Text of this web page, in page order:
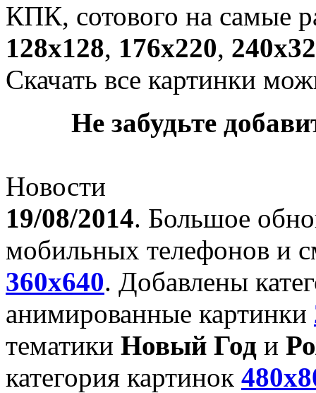
КПК, сотового на самые
128х128, 176х220,
Скачать все картинки
Не забудьте
Новости
19/08/2014. Большое
мобильных телефонов и
360x640. Добавлены
анимированные картинки
тематики Новый Год и
категория картинок